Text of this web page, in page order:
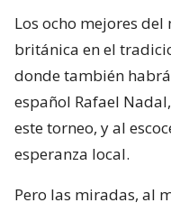
Los ocho mejores
británica en el
donde también
español Rafael
este torneo, y al
esperanza local.
Pero las miradas, al